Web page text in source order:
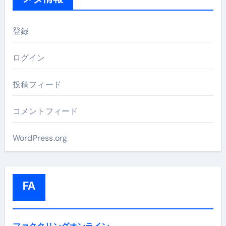
登録
ログイン
投稿フィード
コメントフィード
WordPress.org
FA